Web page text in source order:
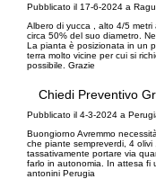
Pubblicato il 17-6-2024 a
Albero di yucca , alto 4/5
circa 50% del suo diametro.
La pianta è posizionata in un
terra molto vicine per cui si
possibile. Grazie
Chiedi Preventivo
Pubblicato il 4-3-2024 a
Buongiorno Avremmo
che piante sempreverdi, 4
tassativamente portare via
farlo in autonomia. In attesa fi
antonini Perugia